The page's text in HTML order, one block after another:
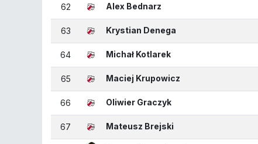
62 Alex Bednarz
63 Krystian Denega
64 Michał Kotlarek
65 Maciej Krupowicz
66 Oliwier Graczyk
67 Mateusz Brejski